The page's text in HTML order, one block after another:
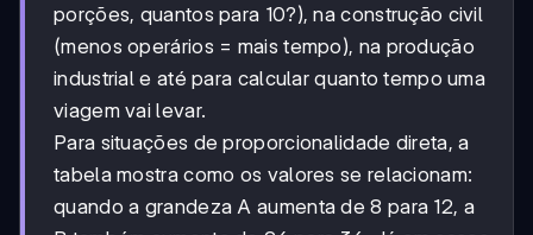
porções, quantos para 10?), na construção civil
(menos operários = mais tempo), na produção
industrial e até para calcular quanto tempo uma
viagem vai levar.
Para situações de proporcionalidade direta, a
tabela mostra como os valores se relacionam:
quando a grandeza A aumenta de 8 para 12, a